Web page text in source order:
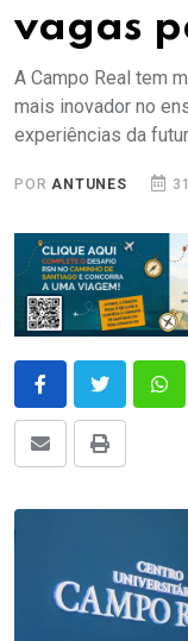
vagas
A Campo Real tem
mais inovador no
experiências da
PORANTUNES